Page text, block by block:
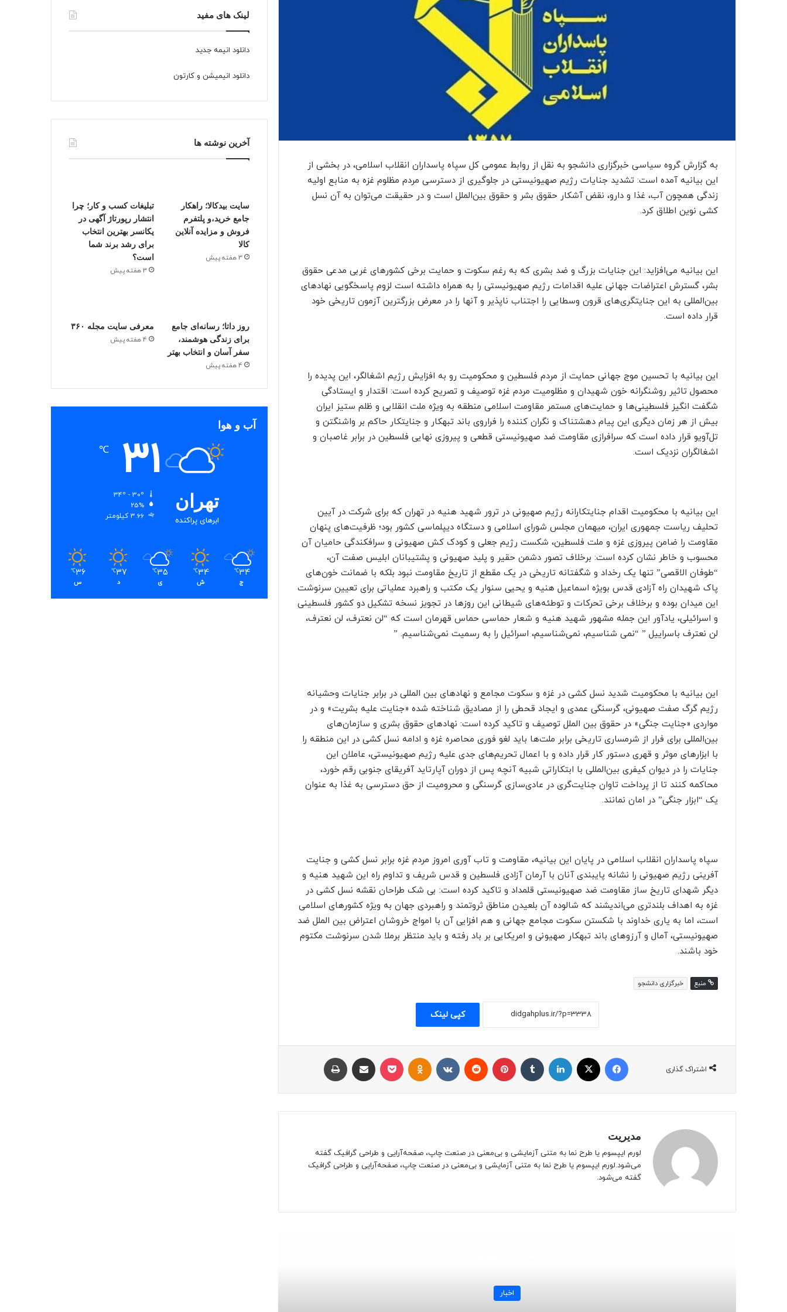
به گزارش گروه سیاسی خبرگزاری دانشجو به نقل از روابط عمومی کل سپاه پاسداران انقلاب اسلامی، در بخشی از
این بیانیه آمده است: تشدید جنایات رژیم صهیونیستی در جلوگیری از دسترسی مردم مظلوم غزه به منابع اولیه
زندگی همچون آب، غذا و دارو، نقض آشکار حقوق بشر و حقوق بین‌الملل است و در حقیقت می‌توان به آن نسل
کشی نوین اطلاق کرد.
این بیانیه می‌افزاید: این جنایات بزرگ و ضد بشری که به رغم سکوت و حمایت برخی کشور‌های غربی مدعی حقوق
بشر، گسترش اعتراضات جهانی علیه اقدامات رژیم صهیونیستی را به همراه داشته است لزوم پاسخگویی نهاد‌های
بین‌المللی به این جنایتگری‌های قرون وسطایی را اجتناب ناپذیر و آنها را در معرض بزرگترین آزمون تاریخی خود
قرار داده است.
این بیانیه با تحسین موج جهانی حمایت از مردم فلسطین و محکومیت رو به افزایش رژیم اشغالگر، این پدیده را
محصول تاثیر روشنگرانه خون شهیدان و مظلومیت مردم غزه توصیف و تصریح کرده است: اقتدار و ایستادگی
شگفت انگیز فلسطینی‌ها و حمایت‌های مستمر مقاومت اسلامی منطقه به ویژه ملت انقلابی و ظلم ستیز ایران
بیش از هر زمان دیگری این پیام دهشتناک و نگران کننده را فراروی باند تبهکار و جنایتکار حاکم بر واشنگتن و
تل‌آویو قرار داده است که سرافرازی مقاومت ضد صهیونیستی قطعی و پیروزی نهایی فلسطین در برابر غاصبان و
اشغالگران نزدیک است.
این بیانیه با محکومیت اقدام جنایتکارانه رژیم صهیونی در ترور شهید هنیه در تهران که برای شرکت در آیین
تحلیف ریاست جمهوری ایران، میهمان مجلس شورای اسلامی و دستگاه دیپلماسی کشور بود؛ ظرفیت‌های پنهان
مقاومت را ضامن پیروزی غزه و ملت فلسطین، شکست رژیم جعلی و کودک کش صهیونی و سرافکندگی حامیان آن
محسوب و خاطر نشان کرده است: برخلاف تصور دشمن حقیر و پلید صهیونی و پشتیبانان ابلیس صفت آن،
“طوفان الاقصی” تنها یک رخداد و شگفتانه تاریخی در یک مقطع از تاریخ مقاومت نبود بلکه با ضمانت خون‌های
پاک شهیدان راه آزادی قدس بویژه اسماعیل هنیه و یحیی سنوار یک مکتب و راهبرد عملیاتی برای تعیین سرنوشت
این میدان بوده و برخلاف برخی تحرکات و توطئه‌های شیطانی این روز‌ها در تجویز نسخه تشکیل دو کشور فلسطینی
و اسرائیلی، یادآور این جمله مشهور شهید هنیه و شعار حماسی حماس قهرمان است که “لن نعترف، لن نعترف،
لن نعترف باسراییل ” “نمی شناسیم، نمی‌شناسیم، اسرائیل را به رسمیت نمی‌شناسیم. ”
این بیانیه با محکومیت شدید نسل کشی در غزه و سکوت مجامع و نهاد‌های بین المللی در برابر جنایات وحشیانه
رژیم گرگ صفت صهیونی، گرسنگی عمدی و ایجاد قحطی را از مصادیق شناخته شده «جنایت علیه بشریت» و در
مواردی «جنایت جنگی» در حقوق بین الملل توصیف و تاکید کرده است: نهاد‌های حقوق بشری و سازمان‌های
بین‌المللی برای فرار از شرمساری تاریخی برابر ملت‌ها باید لغو فوری محاصره غزه و ادامه نسل کشی در این منطقه را
با ابزار‌های موثر و قهری دستور کار قرار داده و با اعمال تحریم‌های جدی علیه رژیم صهیونیستی، عاملان این
جنایات را در دیوان کیفری بین‌المللی با ابتکاراتی شبیه آنچه پس از دوران آپارتاید آفریقای جنوبی رقم خورد،
محاکمه کنند تا از پرداخت تاوان جنایت‌گری در عادی‌سازی گرسنگی و محرومیت از حق دسترسی به غذا به عنوان
یک “ابزار جنگی” در امان نمانند.
سپاه پاسداران انقلاب اسلامی در پایان این بیانیه، مقاومت و تاب آوری امروز مردم غزه برابر نسل کشی و جنایت
آفرینی رژیم صهیونی را نشانه پایبندی آنان با آرمان آزادی فلسطین و قدس شریف و تداوم راه این شهید هنیه و
دیگر شهدای تاریخ ساز مقاومت ضد صهیونیستی قلمداد و تاکید کرده است: بی شک طراحان نقشه نسل کشی در
غزه به اهداف بلندتری می‌اندیشند که شالوده آن بلعیدن مناطق ثروتمند و راهبردی جهان به ویژه کشور‌های اسلامی
است، اما به یاری خداوند با شکستن سکوت مجامع جهانی و هم افزایی آن با امواج خروشان اعتراض بین الملل ضد
صهیونیستی، آمال و آرزو‌های باند تبهکار صهیونی و امریکایی بر باد رفته و باید منتظر برملا شدن سرنوشت مکتوم
خود باشند.
منبع خبرگزاری دانشجو
کپی لینک
اشتراک گذاری
فیسبوک ایکس لینکداین تامبلر پینتریست Reddit
VKontakte
Odnoklassniki
پاکت اشتراک با ایمیل
مدیریت
لورم ایپسوم یا طرح‌ نما به متنی آزمایشی و بی‌معنی در صنعت چاپ، صفحه‌آرایی و طراحی گرافیک گفته
می‌شود.لورم ایپسوم یا طرح‌ نما به متنی آزمایشی و بی‌معنی در صنعت چاپ، صفحه‌آرایی و طراحی گرافیک
گفته می‌شود.
اخبار
لینک های مفید
دانلود انیمه جدید
دانلود انیمیشن و کارتون
آخرین نوشته ها
سایت بیدکالا؛ راهکار
جامع خرید،و پلتفرم
فروش و مزایده آنلاین
کالا
3 هفته پیش
تبلیغات کسب و کار؛ چرا
انتشار رپورتاژ آگهی در
یکانسر بهترین انتخاب
برای رشد برند شما
است؟
3 هفته پیش
روز داتا؛ رسانه‌ای جامع
برای زندگی هوشمند،
سفر آسان و انتخاب بهتر
4 هفته پیش
معرفی سایت مجله ۳۶۰
4 هفته پیش
آب و هوا
تهران
ابرهای پراکنده
31
℃
25%
3.66 کیلومتر
34
℃
ج
34
℃
ش
35
℃
ی
37
℃
د
36
℃
س